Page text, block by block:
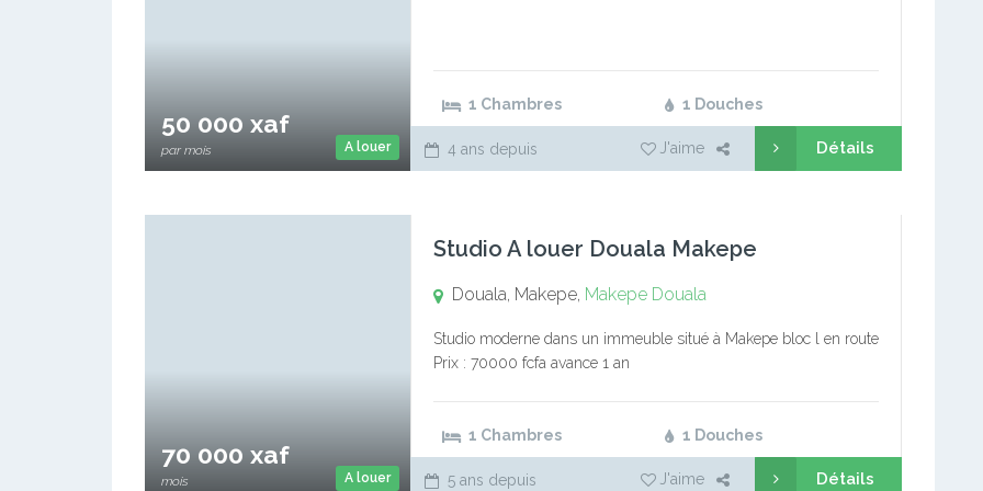
A louer
50 000 xaf
par mois
1 Chambres 1 Douches
4 ans depuis J'aime Détails
A louer
70 000 xaf
mois
Studio A louer Douala Makepe
Douala, Makepe, Makepe Douala
Studio moderne dans un immeuble situé à Makepe bloc l en route
Prix : 70000 fcfa avance 1 an
1 Chambres 1 Douches
5 ans depuis J'aime Détails